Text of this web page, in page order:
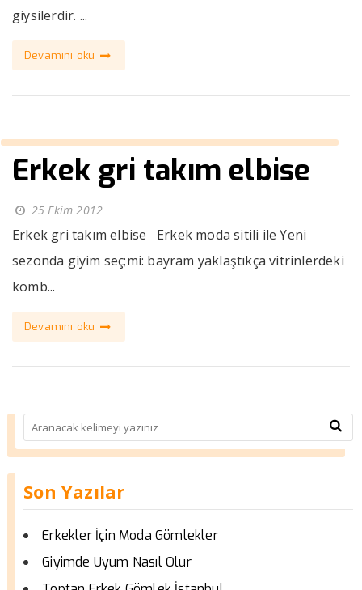
giysilerdir. ...
Devamını oku
Erkek gri takım elbise
25 Ekim 2012
Erkek gri takım elbise Erkek moda sitili ile Yeni
sezonda giyim seç;mi: bayram yaklaştıkça vitrinlerdeki
komb...
Devamını oku
Son Yazılar
Erkekler İçin Moda Gömlekler
Giyimde Uyum Nasıl Olur